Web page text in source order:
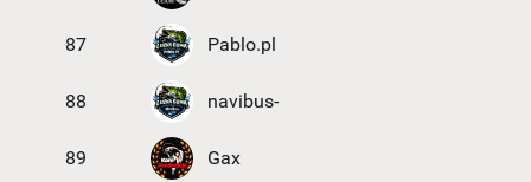
87 Pablo.pl
88 navibus-
89 Gax